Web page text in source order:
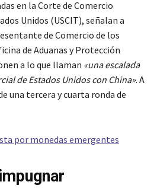
en la Corte de Comercio
Unidos (USCIT), señalan a
de Comercio de los
de Aduanas y Protección
a lo que llaman «una escalada
de Estados Unidos con China». A
una tercera y cuarta ronda de
por monedas emergentes